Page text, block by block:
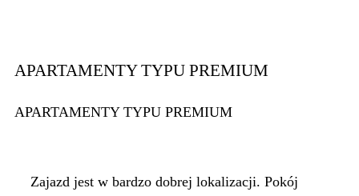
APARTAMENTY TYPU PREMIUM
APARTAMENTY TYPU PREMIUM
Zajazd jest w bardzo dobrej lokalizacji. Pokój